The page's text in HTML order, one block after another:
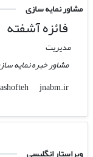
مشاور نمایه سازی
فائزه آشفته
مدیریت
مشاور خبره نمایه
f.ashofteh
jnabm.ir